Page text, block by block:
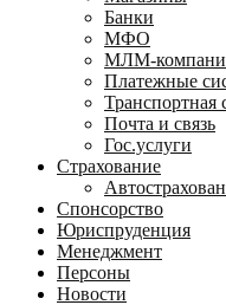
Банки
МФО
МЛМ-
Платежные
Транспортная
Почта и связь
Гос.услуги
Страхование
Спонсорство
Юриспруденция
Менеджмент
Персоны
Новости